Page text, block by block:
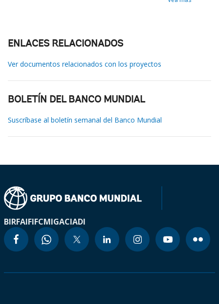
ENLACES RELACIONADOS
Ver documentos relacionados con los proyectos
BOLETÍN DEL BANCO MUNDIAL
Suscríbase al boletín semanal del Banco Mundial
BIRFAIFIFCMIGACIADI